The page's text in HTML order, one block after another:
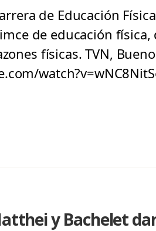
de Educación
de educación física,
físicas. TVN,
y Bachelet